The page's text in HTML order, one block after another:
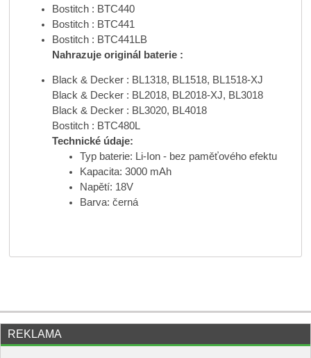
Bostitch : BTC440
Bostitch : BTC441
Bostitch : BTC441LB
Nahrazuje originál baterie :
Black & Decker : BL1318, BL1518, BL1518-XJ
Black & Decker : BL2018, BL2018-XJ, BL3018
Black & Decker : BL3020, BL4018
Bostitch : BTC480L
Technické údaje:
Typ baterie: Li-Ion - bez paměťového efektu
Kapacita: 3000 mAh
Napětí: 18V
Barva: černá
REKLAMA